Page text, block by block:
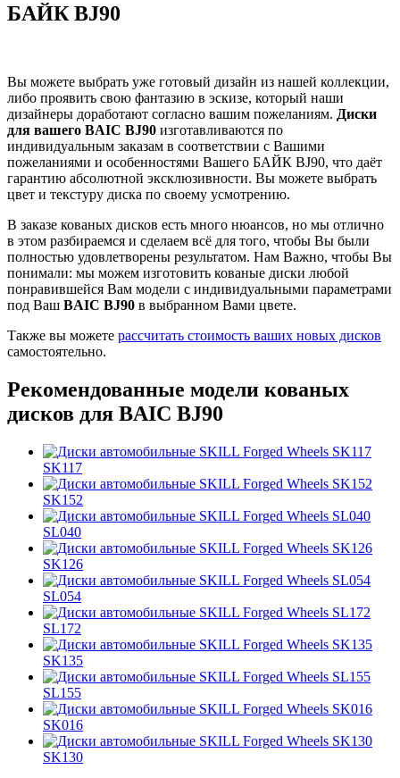
БАЙК BJ90
Вы можете выбрать уже готовый дизайн из нашей коллекции,
либо проявить свою фантазию в эскизе, который наши
дизайнеры доработают согласно вашим пожеланиям. Диски
для вашего BAIC BJ90 изготавливаются по
индивидуальным заказам в соответствии с Вашими
пожеланиями и особенностями Вашего БАЙК BJ90, что даёт
гарантию абсолютной эксклюзивности. Вы можете выбрать
цвет и текстуру диска по своему усмотрению.
В заказе кованых дисков есть много нюансов, но мы отлично
в этом разбираемся и сделаем всё для того, чтобы Вы были
полностью удовлетворены результатом. Нам Важно, чтобы Вы
понимали: мы можем изготовить кованые диски любой
понравившейся Вам модели с индивидуальными параметрами
под Ваш BAIC BJ90 в выбранном Вами цвете.
Также вы можете рассчитать стоимость ваших новых дисков
самостоятельно.
Рекомендованные модели кованых
дисков для BAIC BJ90
SK117
SK152
SL040
SK126
SL054
SL172
SK135
SL155
SK016
SK130